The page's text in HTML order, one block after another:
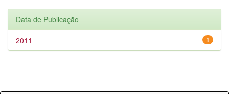
Data de Publicação
1
2011